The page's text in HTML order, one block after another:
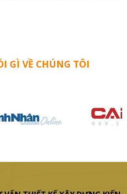
việc thưởng thức món ăn ngon,